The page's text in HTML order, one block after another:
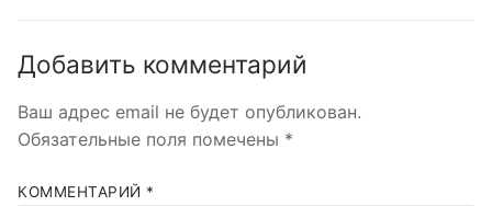
Добавить комментарий
Ваш адрес email не будет опубликован.
Обязательные поля помечены *
КОММЕНТАРИЙ *